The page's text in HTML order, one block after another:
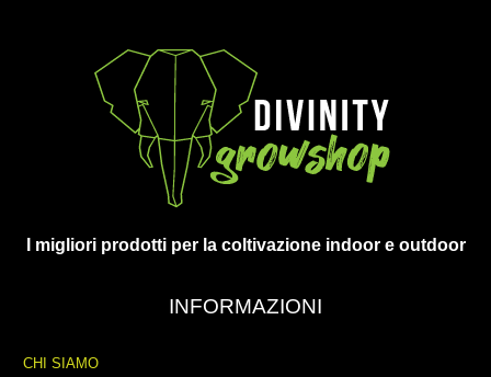
I migliori prodotti per la coltivazione indoor e outdoor
INFORMAZIONI
CHI SIAMO